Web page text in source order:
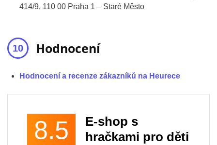
414/9, 110 00 Praha 1 – Staré Město
Hodnocení
Hodnocení a recenze zákazníků na Heurece
8.5
E-shop s
hračkami pro děti